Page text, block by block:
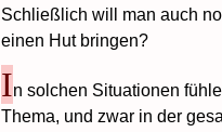
Schließlich will man auch
einen Hut bringen?
In solchen Situationen
Thema, und zwar in der